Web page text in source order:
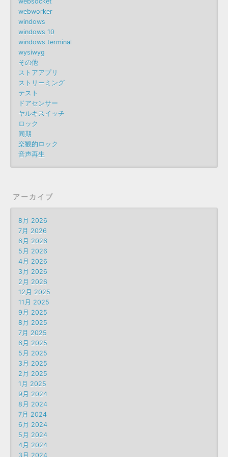
webworker
windows
windows 10
windows terminal
wysiwyg
その他
ストアアプリ
ストリーミング
テスト
ドアセンサー
ヤルキスイッチ
ロック
同期
楽観的ロック
音声再生
アーカイブ
8月 2026
7月 2026
6月 2026
5月 2026
4月 2026
3月 2026
2月 2026
12月 2025
11月 2025
9月 2025
8月 2025
7月 2025
6月 2025
5月 2025
3月 2025
2月 2025
1月 2025
9月 2024
8月 2024
7月 2024
6月 2024
5月 2024
4月 2024
3月 2024